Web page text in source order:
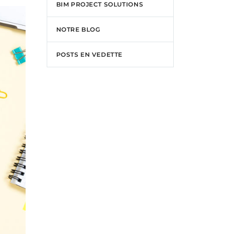
BIM PROJECT SOLUTIONS
NOTRE BLOG
POSTS EN VEDETTE